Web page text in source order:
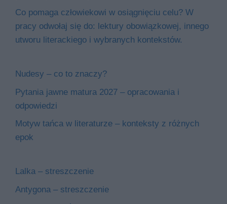
Co pomaga człowiekowi w osiągnięciu celu? W
pracy odwołaj się do: lektury obowiązkowej, innego
utworu literackiego i wybranych kontekstów.
Nudesy – co to znaczy?
Pytania jawne matura 2027 – opracowania i
odpowiedzi
Motyw tańca w literaturze – konteksty z różnych
epok
Lalka – streszczenie
Antygona – streszczenie